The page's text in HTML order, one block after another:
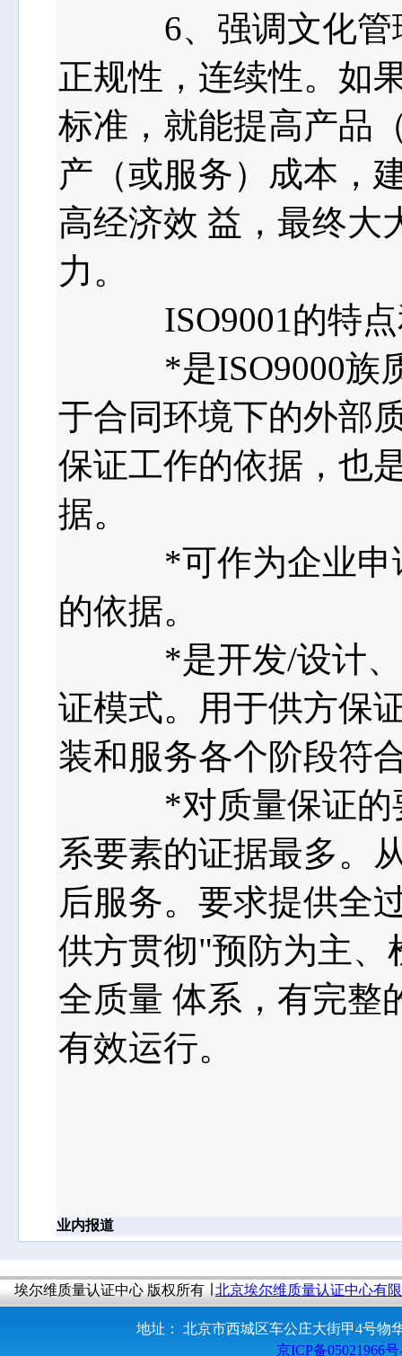
6、强调文化管理
正规性，连续性。如
标准，就能提高产品
产（或服务）成本，
高经济效 益，最终大
力。
ISO9001的特点
*是ISO9000族质
于合同环境下的外部
保证工作的依据，也
据。
*可作为企业申请
的依据。
*是开发/设计、生
证模式。用于供方保
装和服务各个阶段符
*对质量保证的要
系要素的证据最多。
后服务。要求提供全
供方贯彻"预防为主
全质量 体系，有完整
有效运行。
业内报道
埃尔维质量认证中心 版权所有 ∣ 北京埃尔维质量认证中心有
地址： 北京市西城区车公庄大街甲4号物
京ICP备05021966号